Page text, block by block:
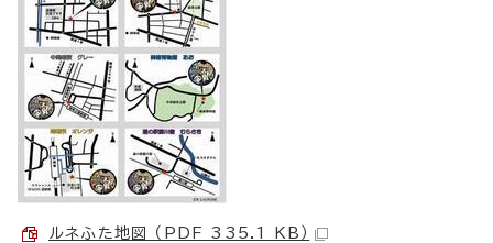
ルネふた地図 （PDF 335.1 KB）